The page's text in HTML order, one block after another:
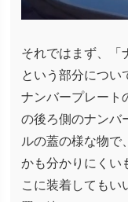
それではまず、「
という部分につい
ナンバープレート
の後ろ側のナンバ
ルの蓋の様な物で
かも分かりにくい
こに装着してもい